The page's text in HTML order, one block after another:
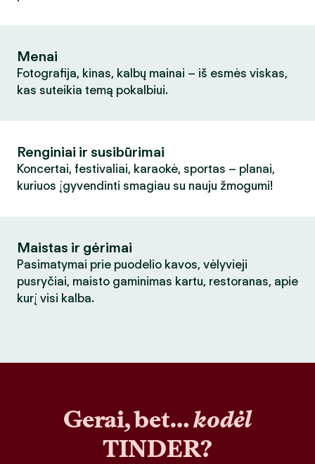
Menai
Fotografija, kinas, kalbų mainai – iš esmės viskas,
kas suteikia temą pokalbiui.
Renginiai ir susibūrimai
Koncertai, festivaliai, karaokė, sportas – planai,
kuriuos įgyvendinti smagiau su nauju žmogumi!
Maistas ir gėrimai
Pasimatymai prie puodelio kavos, vėlyvieji
pusryčiai, maisto gaminimas kartu, restoranas, apie
kurį visi kalba.
Gerai, bet…kodėl
TINDER?